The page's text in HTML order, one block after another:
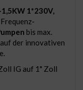
1*230V,
bis max.
der innovativen
IG auf 1" Zoll